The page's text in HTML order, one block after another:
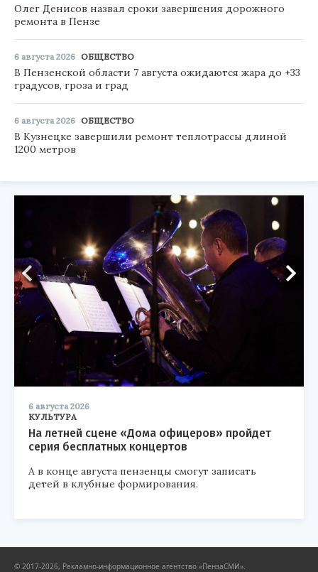
Олег Денисов назвал сроки завершения дорожного
ремонта в Пензе
6 августа 2026 ОБЩЕСТВО
В Пензенской области 7 августа ожидаются жара до +33
градусов, гроза и град
6 августа 2026 ОБЩЕСТВО
В Кузнецке завершили ремонт теплотрассы длиной
1200 метров
6 августа 2026
КУЛЬТУРА
На летней сцене «Дома офицеров» пройдет
серия бесплатных концертов
А в конце августа пензенцы смогут записать
детей в клубные формирования.
© 2017-2026, Рекламно-информационное агентство «ПензаСМИ».